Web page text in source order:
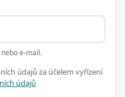
e-mail.
údajů za účelem vyřízení
údajů